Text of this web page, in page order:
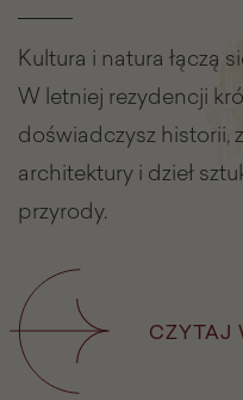
Kultura i natura łączą
W letniej rezydencji
doświadczysz historii,
architektury i dzieł
przyrody.
CZYTAJ